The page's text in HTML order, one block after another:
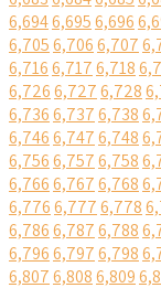
6,6946,6956,696
6,7056,7066,707
6,7166,7176,718
6,7266,7276,728
6,7366,7376,738
6,7466,7476,748
6,7566,7576,758
6,7666,7676,768
6,7766,7776,778
6,7866,7876,788
6,7966,7976,798
6,8076,8086,809